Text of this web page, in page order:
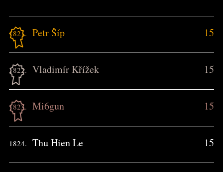
1821. Petr Šíp 15
1822. Vladimír Křížek 15
1823. Mi6gun 15
1824. Thu Hien Le 15